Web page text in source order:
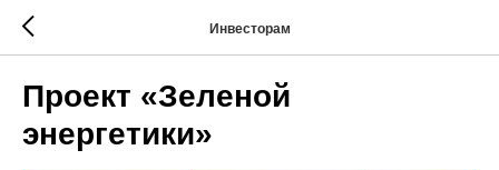
Инвесторам
Проект «Зеленой
энергетики»